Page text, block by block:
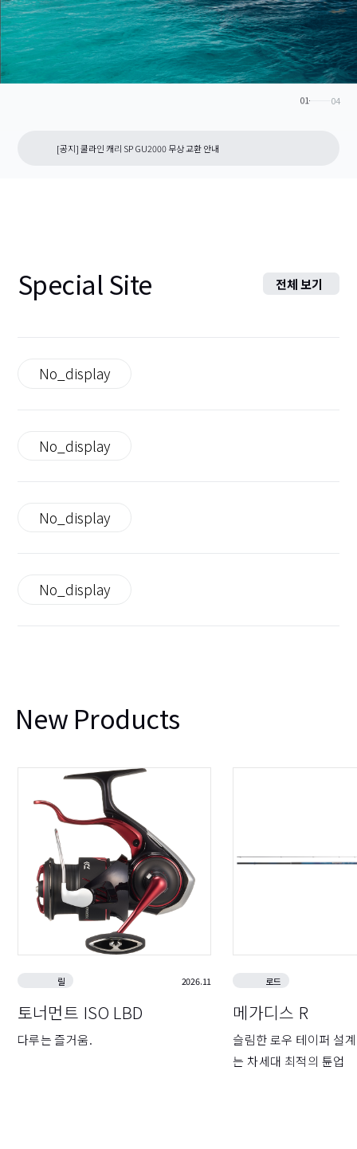
02 04
[공지] 쿨라인 캐리 SP GU2000 무상 교환 안내
Special Site
No_display
No_display
No_display
No_display
전체 보기
New Products
릴 2026.11
토너먼트 ISO LBD
다루는 즐거움.
로드
메가디스 R
슬림한 로우 테이퍼 설
는 차세대 최적의 튠업